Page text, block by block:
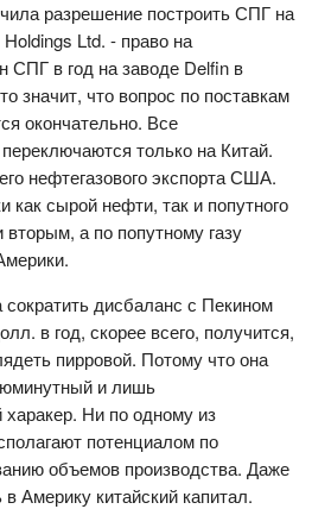
разрешение построить СПГ на
Ltd. - право на
СПГ в год на заводе Delfin в
значит, что вопрос по поставкам
окончательно. Все
только на Китай.
нефтегазового экспорта США.
как сырой нефти, так и попутного
вторым, а по попутному газу
дисбаланс с Пекином
в год, скорее всего, получится,
пирровой. Потому что она
и лишь
Ни по одному из
потенциалом по
объемов производства. Даже
Америку китайский капитал.